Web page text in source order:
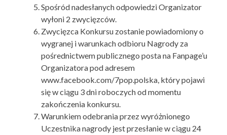
Spośród nadesłanych odpowiedzi Organizator
wyłoni 2 zwycięzców.
Zwycięzca Konkursu zostanie powiadomiony o
wygranej i warunkach odbioru Nagrody za
pośrednictwem publicznego posta na Fanpage’u
Organizatora pod adresem
www.facebook.com/7pop.polska, który pojawi
się w ciągu 3 dni roboczych od momentu
zakończenia konkursu.
Warunkiem odebrania przez wyróżnionego
Uczestnika nagrody jest przesłanie w ciągu 24